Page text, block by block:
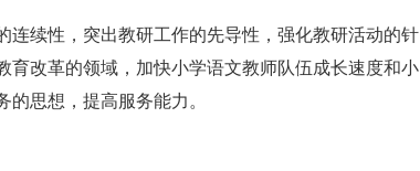
续性，突出教研工作的先导性，强化教研活动的针
育改革的领域，加快小学语文教师队伍成长速度和小
思想，提高服务能力。